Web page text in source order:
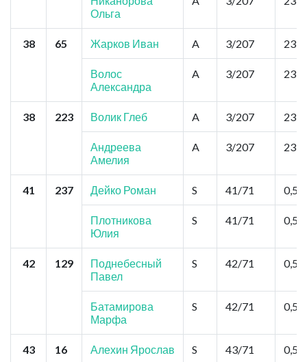
Ольга
38 65 Жарков Иван A 3/207 23,4
Волос
Александра
A 3/207 23,4
38 223 Волик Глеб A 3/207 23,4
Андреева
Амелия
A 3/207 23,4
41 237 Дейко Роман S 41/71 0,52
Плотникова
Юлия
S 41/71 0,52
42 129
Поднебесный
Павел
S 42/71 0,52
Батамирова
Марфа
S 42/71 0,52
43 16 Алехин Ярослав S 43/71 0,52